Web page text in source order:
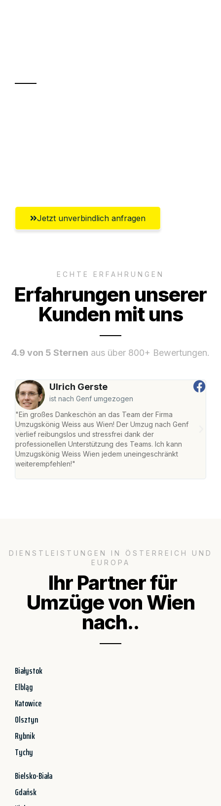
Jetzt unverbindlich anfragen
ECHTE ERFAHRUNGEN
Erfahrungen unserer
Kunden mit uns
4.9 von 5 Sternen aus über 800+ Bewertungen.
Ulrich Gerste
ist nach Genf umgezogen
"Ein großes Dankeschön an das Team der Firma
Umzugskönig Weiss aus Wien! Der Umzug nach Genf
verlief reibungslos und stressfrei dank der
professionellen Unterstützung des Teams. Ich kann
Umzugskönig Weiss Wien jedem uneingeschränkt
weiterempfehlen!"
DIENSTLEISTUNGEN IN ÖSTERREICH UND
EUROPA
Ihr Partner für
Umzüge von Wien
nach..
Białystok
Elbląg
Katowice
Olsztyn
Rybnik
Tychy
Bielsko-Biała
Gdańsk